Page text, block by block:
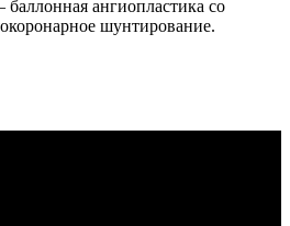
баллонная ангиопластика со
шунтирование.